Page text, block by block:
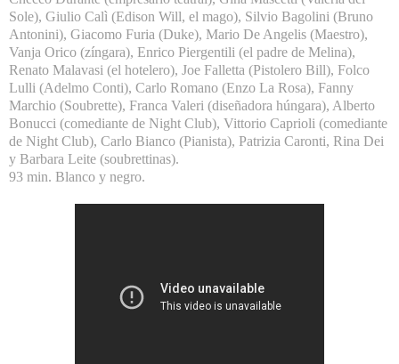
Sole), Giulio Calì (Edison Will, el mago), Silvio Bagolini (Bruno
Antonini), Giacomo Furia (Duke), Mario De Angelis (Maestro),
Vanja Orico (zíngara), Enrico Piergentili (el padre de Melina),
Renato Malavasi (el hotelero), Joe Falletta (Pistolero Bill), Folco
Lulli (Adelmo Conti), Carlo Romano (Enzo La Rosa), Fanny
Marchio (Soubrette), Franca Valeri (diseñadora húngara), Alberto
Bonucci (comediante de Night Club), Vittorio Caprioli (comediante
de Night Club), Carlo Bianco (Pianista), Patrizia Caronti, Rina Dei
y Barbara Leite (soubrettinas).
93 min. Blanco y negro.